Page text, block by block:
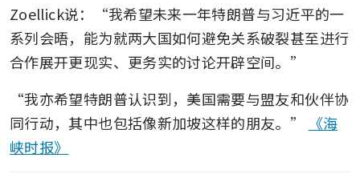
Zoellick说：“我希望未来一年特朗普与习近平的一
系列会晤，能为就两大国如何避免关系破裂甚至进行
合作展开更现实、更务实的讨论开辟空间。”
“我亦希望特朗普认识到，美国需要与盟友和伙伴协
同行动，其中也包括像新加坡这样的朋友。”
《海
峡时报》